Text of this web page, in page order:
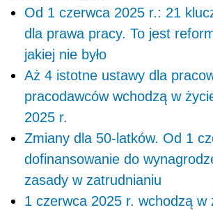
Od 1 czerwca 2025 r.: 21
dla prawa pracy. To jest
jakiej nie było
Aż 4 istotne ustawy dla
pracodawców wchodzą w
2025 r.
Zmiany dla 50-latków. Od 1
dofinansowanie do
zasady w zatrudnianiu
1 czerwca 2025 r. wchodzą w